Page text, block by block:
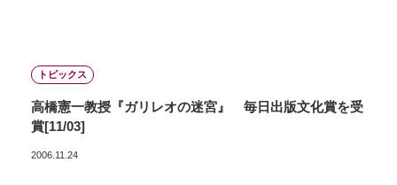
トピックス
高橋憲一教授『ガリレオの迷宮』 毎日出版文化賞を受
賞[11/03]
2006.11.24